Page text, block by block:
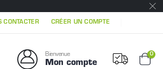
CONTACTER CRÉER UN COMPTE
Bienvenue
Mon compte
0